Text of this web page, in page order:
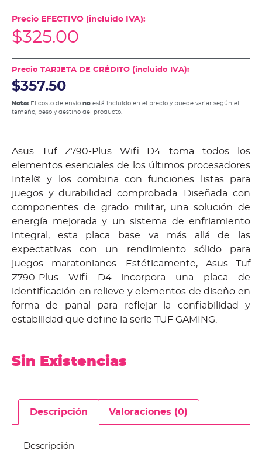
Precio EFECTIVO (incluido IVA):
$325.00
Precio TARJETA DE CRÉDITO (incluido IVA):
$357.50
Nota: El costo de envío no está incluido en el precio y puede variar según el
tamaño, peso y destino del producto.
Asus Tuf Z790-Plus Wifi D4 toma todos los
elementos esenciales de los últimos procesadores
Intel® y los combina con funciones listas para
juegos y durabilidad comprobada. Diseñada con
componentes de grado militar, una solución de
energía mejorada y un sistema de enfriamiento
integral, esta placa base va más allá de las
expectativas con un rendimiento sólido para
juegos maratonianos. Estéticamente, Asus Tuf
Z790-Plus Wifi D4 incorpora una placa de
identificación en relieve y elementos de diseño en
forma de panal para reflejar la confiabilidad y
estabilidad que define la serie TUF GAMING.
Sin Existencias
Descripción Valoraciones (0)
Descripción